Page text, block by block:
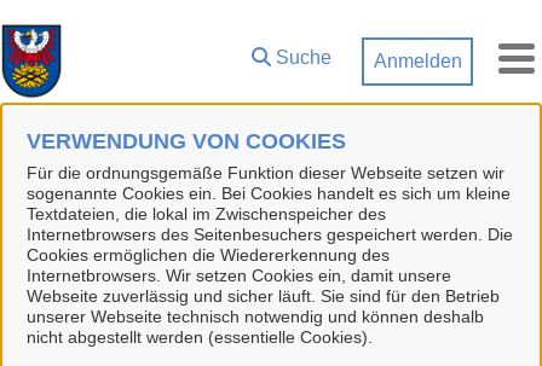
Zum Hauptinhalt springen
VERWENDUNG VON COOKIES
Für die ordnungsgemäße Funktion dieser Webseite setzen wir
sogenannte Cookies ein. Bei Cookies handelt es sich um kleine
Textdateien, die lokal im Zwischenspeicher des
Internetbrowsers des Seitenbesuchers gespeichert werden. Die
Cookies ermöglichen die Wiedererkennung des
Internetbrowsers. Wir setzen Cookies ein, damit unsere
Webseite zuverlässig und sicher läuft. Sie sind für den Betrieb
unserer Webseite technisch notwendig und können deshalb
nicht abgestellt werden (essentielle Cookies).
Suche Anmelden
Start Kontakt
Kein Servicekonto?
Wir freuen uns, dass Sie mit uns in Kontakt treten